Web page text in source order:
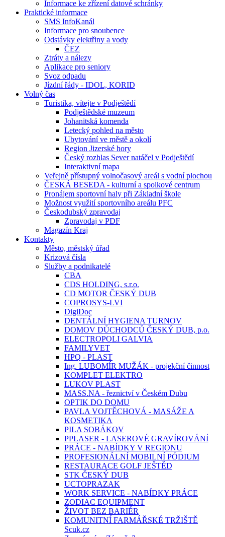
Informace ke zřízení datové schránky
Praktické informace
SMS InfoKanál
Informace pro snoubence
Odstávky elektřiny a vody
ČEZ
Ztráty a nálezy
Aplikace pro seniory
Svoz odpadu
Jízdní řády - IDOL, KORID
Volný čas
Turistika, vítejte v Podještědí
Podještědské muzeum
Johanitská komenda
Letecký pohled na město
Ubytování ve městě a okolí
Region Jizerské hory
Český rozhlas Sever natáčel v Podještědí
Interaktivní mapa
Veřejně přístupný volnočasový areál s vodní plochou
ČESKÁ BESEDA - kulturní a spolkové centrum
Pronájem sportovní haly při Základní škole
Možnost využití sportovního areálu PFC
Českodubský zpravodaj
Zpravodaj v PDF
Magazín Kraj
Kontakty
Město, městský úřad
Krizová čísla
Služby a podnikatelé
CBA
CDS HOLDING, s.r.o.
CD MOTOR ČESKÝ DUB
COPROSYS-LVI
DigiDoc
DENTÁLNÍ HYGIENA TURNOV
DOMOV DŮCHODCŮ ČESKÝ DUB, p.o.
ELECTROPOLI GALVIA
FAMILYVET
HPQ - PLAST
Ing. LUBOMÍR MUŽÁK - projekční činnost
KOMPLET ELEKTRO
LUKOV PLAST
MASS.NA - řeznictví v Českém Dubu
OPTIK DO DOMU
PAVLA VOJTĚCHOVÁ - MASÁŽE A
KOSMETIKA
PILA SOBÁKOV
PPLASER - LASEROVÉ GRAVÍROVÁNÍ
PRÁCE - NABÍDKY V REGIONU
PROFESIONÁLNÍ MOBILNÍ PÓDIUM
RESTAURACE GOLF JEŠTĚD
STK ČESKÝ DUB
UCTOPRAZAK
WORK SERVICE - NABÍDKY PRÁCE
ZODIAC EQUIPMENT
ŽIVOT BEZ BARIÉR
KOMUNITNÍ FARMÁŘSKÉ TRŽIŠTĚ
Scuk.cz